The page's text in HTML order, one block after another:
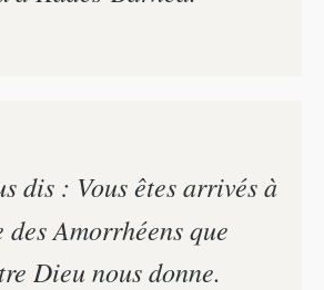
dis : Vous êtes arrivés à
Amorrhéens que
Dieu nous donne.